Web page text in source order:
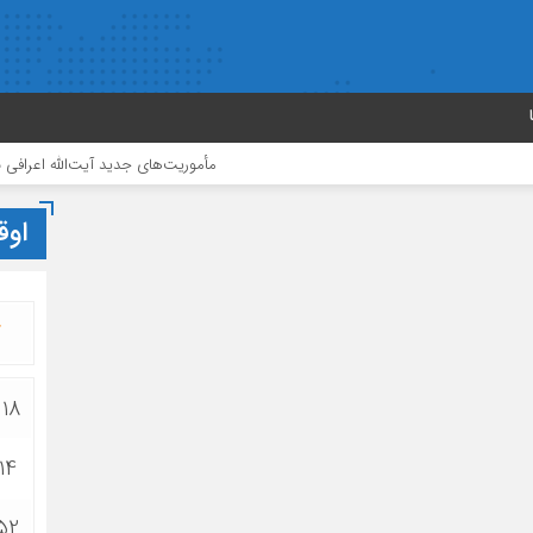
مأموریت‌های جدید آیت‌الله اعرافی به مدیران